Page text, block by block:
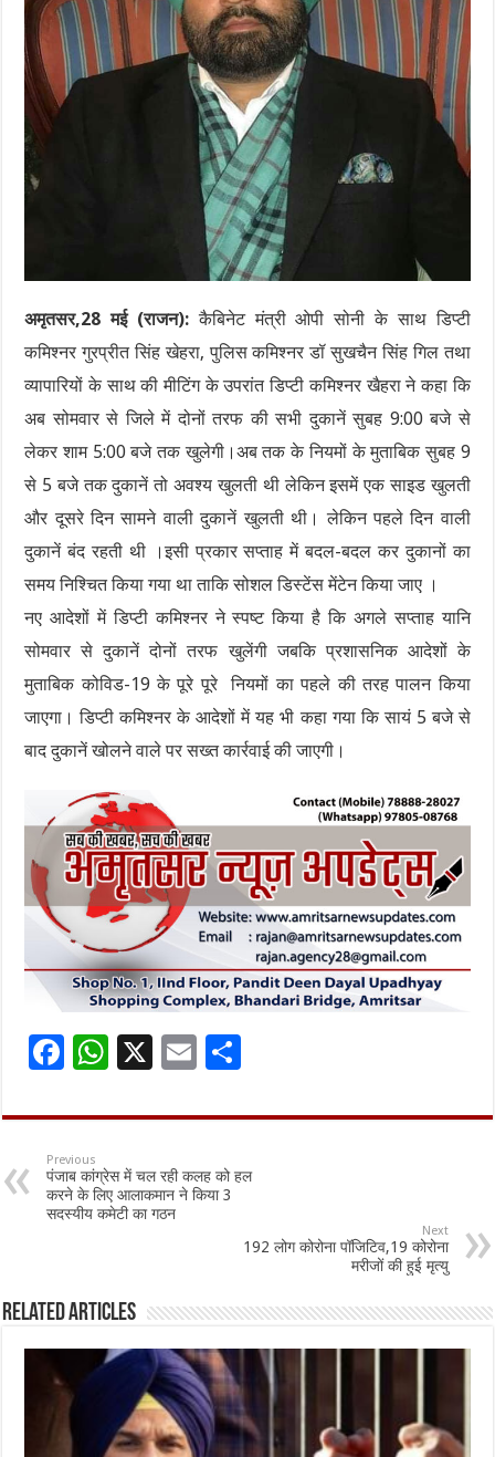
अमृतसर,28 मई (राजन):कैबिनेट मंत्री ओपी सोनी के साथ डिप्टी
कमिश्नर गुरप्रीत सिंह खेहरा, पुलिस कमिश्नर डॉ सुखचैन सिंह गिल तथा
व्यापारियों के साथ की मीटिंग के उपरांत डिप्टी कमिश्नर खैहरा ने कहा कि
अब सोमवार से जिले में दोनों तरफ की सभी दुकानें सुबह 9:00 बजे से
लेकर शाम 5:00 बजे तक खुलेगी।अब तक के नियमों के मुताबिक सुबह 9
से 5 बजे तक दुकानें तो अवश्य खुलती थी लेकिन इसमें एक साइड खुलती
और दूसरे दिन सामने वाली दुकानें खुलती थी। लेकिन पहले दिन वाली
दुकानें बंद रहती थी ।इसी प्रकार सप्ताह में बदल-बदल कर दुकानों का
समय निश्चित किया गया था ताकि सोशल डिस्टेंस मेंटेन किया जाए ।
नए आदेशों में डिप्टी कमिश्नर ने स्पष्ट किया है कि अगले सप्ताह यानि
सोमवार से दुकानें दोनों तरफ खुलेंगी जबकि प्रशासनिक आदेशों के
मुताबिक कोविड-19 के पूरे पूरे नियमों का पहले की तरह पालन किया
जाएगा। डिप्टी कमिश्नर के आदेशों में यह भी कहा गया कि सायं 5 बजे से
बाद दुकानें खोलने वाले पर सख्त कार्रवाई की जाएगी।
F
e
b
o
o
W
at
sA
p
p
X
E
ai ar
Previous
पंजाब कांग्रेस में चल रही कलह को हल
करने के लिए आलाकमान ने किया 3
सदस्यीय कमेटी का गठन
Next
192 लोग कोरोना पॉजिटिव,19 कोरोना
मरीजों की हुई मृत्यु
Related Articles